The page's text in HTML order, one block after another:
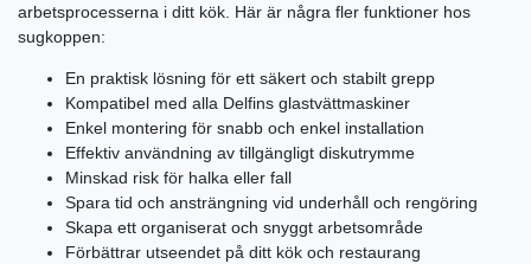
arbetsprocesserna i ditt kök. Här är några fler funktioner hos
sugkoppen:
En praktisk lösning för ett säkert och stabilt grepp
Kompatibel med alla Delfins glastvättmaskiner
Enkel montering för snabb och enkel installation
Effektiv användning av tillgängligt diskutrymme
Minskad risk för halka eller fall
Spara tid och ansträngning vid underhåll och rengöring
Skapa ett organiserat och snyggt arbetsområde
Förbättrar utseendet på ditt kök och restaurang